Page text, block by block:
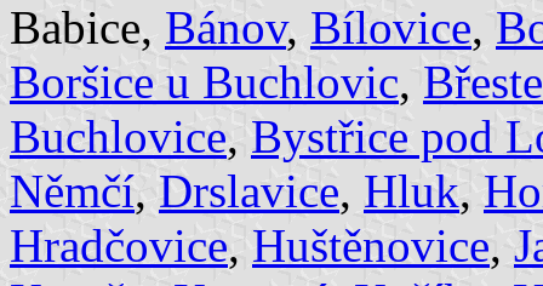
Babice, Bánov, Bílovice,
Boršice u Buchlovic,
Buchlovice, Bystřice pod
Němčí, Drslavice, Hluk,
Hradčovice, Huštěnovice,